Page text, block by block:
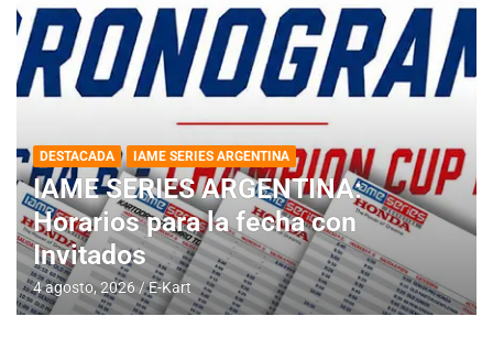
DESTACADA IAME SERIES ARGENTINA
IAME SERIES ARGENTINA:
Horarios para la fecha con
Invitados
4 agosto, 2026 E-Kart